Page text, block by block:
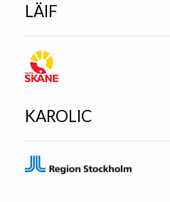
LÄIF
KAROLIC